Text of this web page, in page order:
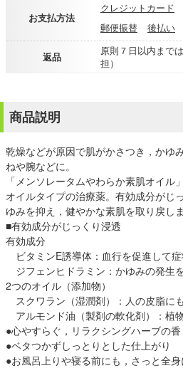
お支払方法
クレジットカード
郵便振替
後払い
返品
原則７日以内まで
担）
商品説明
乾燥などが原因で肌がかさつき，かゆ
ねや腕などに。
「メンソレータムやわらか素肌オイル
オイルタイプの治療薬。有効成分がじ
ゆみを抑え，健やかな素肌を取り戻しま
■有効成分がじっくり浸透
有効成分
ビタミンE誘導体：血行を促進して
ジフェンヒドラミン：かゆみの発生
2つのオイル（添加物）
スクワラン（湿潤剤）：人の皮脂に
アルモンド油（製剤の軟化剤）：植
●心やすらぐ，リラクシングハーブの香
●ベタつかずしっとりとした仕上がり
●お風呂上りや寝る前にも，さっと全